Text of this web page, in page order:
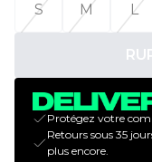
S
M L
Protégez votre
Retours sous 35
plus encore.